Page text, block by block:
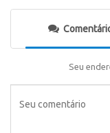
Seu